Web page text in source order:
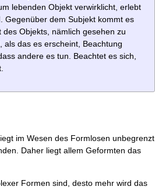
lebenden Objekt verwirklicht, erlebt
Gegenüber dem Subjekt kommt es
Objekts, nämlich gesehen zu
als das es erscheint, Beachtung
andere es tun. Beachtet es sich,
im Wesen des Formlosen unbegrenzt
Daher liegt allem Geformten das
Formen sind, desto mehr wird das